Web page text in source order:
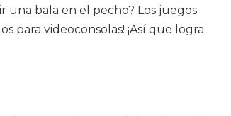
una bala en el pecho? Los juegos
para videoconsolas! ¡Así que logra